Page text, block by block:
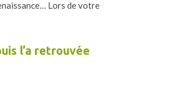
Lors de votre
l’a retrouvée